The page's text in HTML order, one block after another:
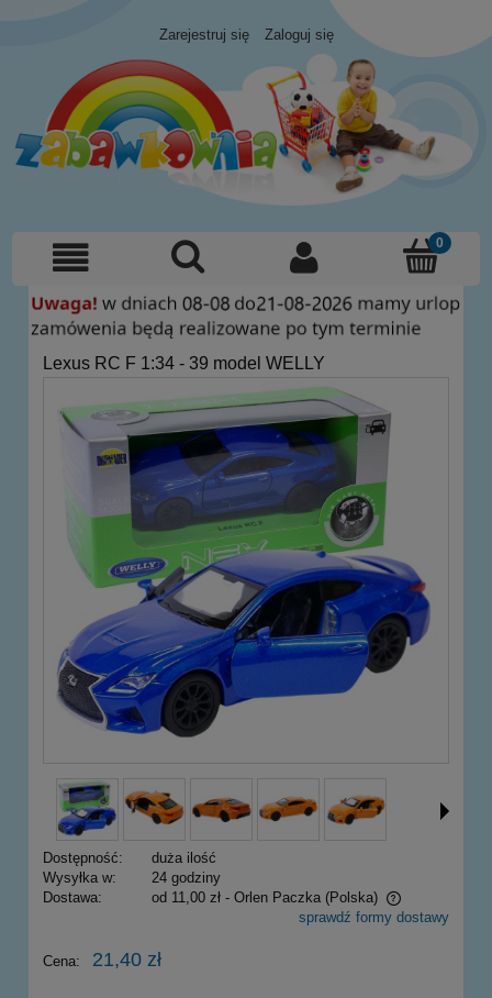
Zarejestruj się Zaloguj się
Lexus RC F 1:34 - 39 model WELLY
Dostępność:
duża ilość
Wysyłka w:
24 godziny
Dostawa:
od 11,00 zł - Orlen Paczka (Polska)
Cena nie zawiera ewentualnych kosztów płatności
sprawdź formy dostawy
Cena: 21,40 zł